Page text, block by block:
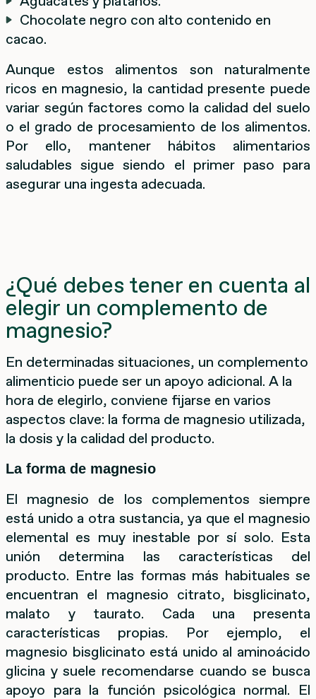
Chocolate negro con alto contenido en
cacao.
Aunque estos alimentos son naturalmente
ricos en magnesio, la cantidad presente puede
variar según factores como la calidad del suelo
o el grado de procesamiento de los alimentos.
Por ello, mantener hábitos alimentarios
saludables sigue siendo el primer paso para
asegurar una ingesta adecuada.
¿Qué debes tener en cuenta al
elegir un complemento de
magnesio?
En determinadas situaciones, un complemento
alimenticio puede ser un apoyo adicional. A la
hora de elegirlo, conviene fijarse en varios
aspectos clave: la forma de magnesio utilizada,
la dosis y la calidad del producto.
La forma de magnesio
El magnesio de los complementos siempre
está unido a otra sustancia, ya que el magnesio
elemental es muy inestable por sí solo. Esta
unión determina las características del
producto. Entre las formas más habituales se
encuentran el magnesio citrato, bisglicinato,
malato y taurato. Cada una presenta
características propias. Por ejemplo, el
magnesio bisglicinato está unido al aminoácido
glicina y suele recomendarse cuando se busca
apoyo para la función psicológica normal. El